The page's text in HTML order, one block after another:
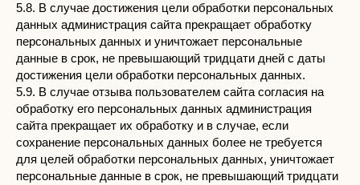
5.8. В случае достижения цели обработки персональных
данных администрация сайта прекращает обработку
персональных данных и уничтожает персональные
данные в срок, не превышающий тридцати дней с даты
достижения цели обработки персональных данных.
5.9. В случае отзыва пользователем сайта согласия на
обработку его персональных данных администрация
сайта прекращает их обработку и в случае, если
сохранение персональных данных более не требуется
для целей обработки персональных данных, уничтожает
персональные данные в срок, не превышающий тридцати